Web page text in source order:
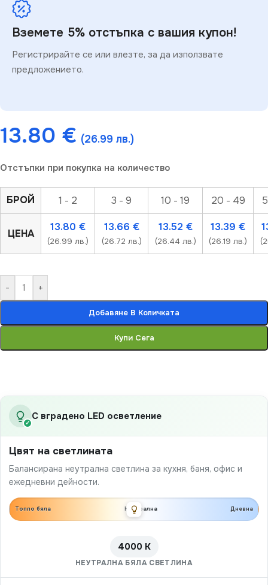
Вземете 5% отстъпка с вашия купон!
Регистрирайте се или влезте, за да използвате
предложението.
13.80 € (26.99 лв.)
Отстъпки при покупка на количество
БРОЙ 1 - 2 3 - 9 10 - 19 20 - 49
ЦЕНА
13.80 €
(26.99 лв.)
13.66 €
(26.72 лв.)
13.52 €
(26.44 лв.)
13.39 €
(26.19 лв.)
- +
Добавяне В Количката
Купи Сега
✓
С вградено LED осветление
Цвят на светлината
Балансирана неутрална светлина за кухня, баня, офис и
ежедневни дейности.
Топло бяла Неутрална Дневна
4000 K
НЕУТРАЛНА БЯЛА СВЕТЛИНА